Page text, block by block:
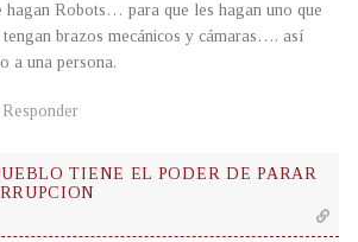
hagan Robots… para que les hagan uno que
tengan brazos mecánicos y cámaras…. así
a una persona.
Responder
TIENE EL PODER DE PARAR